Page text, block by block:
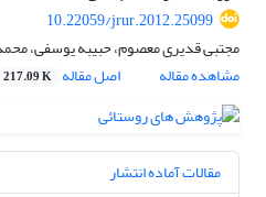
10.22059/jrur.2012.25099
مجتبی قدیری معصوم، حبیبه یوسفی،
مشاهده مقاله
اصل مقاله 217.09 K
مقالات آماده انتشار